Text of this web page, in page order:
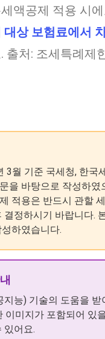
액공제 적용 시
대상 보험료에서
출처: 조세특례제
3월 기준 국세청, 한국
을 바탕으로 작성하였
적용은 반드시 관할
결정하시기 바랍니다.
하였습니다.
지능) 기술의 도움을 받
이미지가 포함되어 있
있어요.